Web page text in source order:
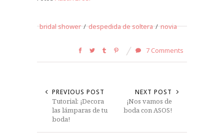
bridal shower / despedida de soltera / novia
7 Comments
PREVIOUS POST
Tutorial: ¡Decora
las lámparas de tu
boda!
NEXT POST
¡Nos vamos de
boda con ASOS!